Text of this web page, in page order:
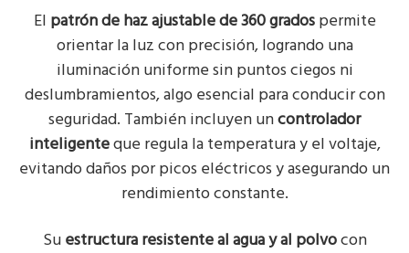
El patrón de haz ajustable de 360 gradospermite
orientar la luz con precisión, logrando una
iluminación uniforme sin puntos ciegos ni
deslumbramientos, algo esencial para conducir con
seguridad. También incluyen uncontrolador
inteligenteque regula la temperatura y el voltaje,
evitando daños por picos eléctricos y asegurando un
rendimiento constante.
Suestructura resistente al agua y al polvocon